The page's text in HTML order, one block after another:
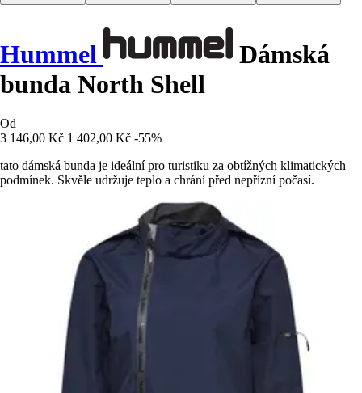
Hummel
Dámská
bunda North Shell
Od
3 146,00 Kč 1 402,00 Kč -55%
tato dámská bunda je ideální pro turistiku za obtížných klimatických
podmínek. Skvěle udržuje teplo a chrání před nepřízní počasí.